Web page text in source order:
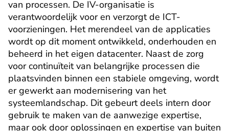
van processen. De IV-organisatie is
verantwoordelijk voor en verzorgt de ICT-
voorzieningen. Het merendeel van de applicaties
wordt op dit moment ontwikkeld, onderhouden en
beheerd in het eigen datacenter. Naast de zorg
voor continuïteit van belangrijke processen die
plaatsvinden binnen een stabiele omgeving, wordt
er gewerkt aan modernisering van het
systeemlandschap. Dit gebeurt deels intern door
gebruik te maken van de aanwezige expertise,
maar ook door oplossingen en expertise van buiten